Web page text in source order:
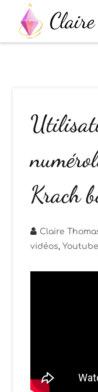
Krach
Claire
vidéos,Youtube